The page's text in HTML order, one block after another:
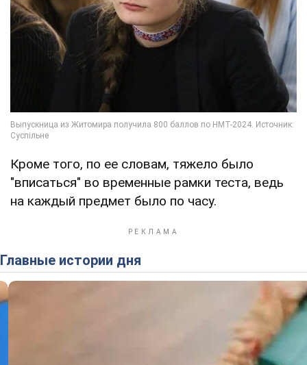
Кроме того, по ее словам, тяжело было
"вписаться" во временные рамки теста, ведь
на каждый предмет было по часу.
Главные истории дня